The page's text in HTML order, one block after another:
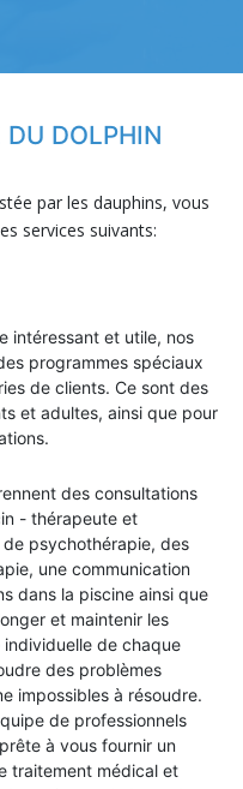
DU DOLPHIN
par les dauphins, vous
services suivants:
intéressant et utile, nos
programmes spéciaux
de clients. Ce sont des
et adultes, ainsi que pour
des consultations
- thérapeute et
psychothérapie, des
une communication
dans la piscine ainsi que
et maintenir les
de chaque
des problèmes
impossibles à résoudre.
de professionnels
à vous fournir un
traitement médical et